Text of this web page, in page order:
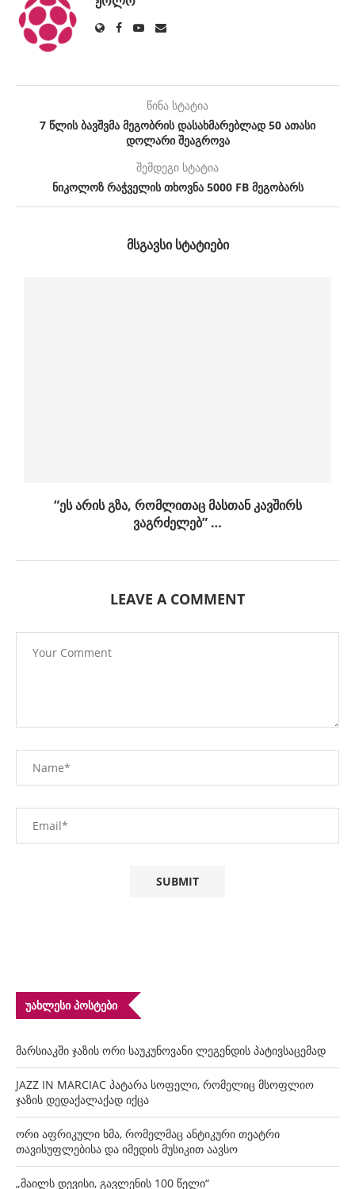
წინა სტატია
7 წლის ბავშვმა მეგობრის დასახმარებლად 50 ათასი
დოლარი შეაგროვა
შემდეგი სტატია
ნიკოლოზ რაჭველის თხოვნა 5000 FB მეგობარს
ᲛᲡᲒᲐᲕᲡᲘ ᲡᲢᲐᲢᲘᲔᲑᲘ
“ეს არის გზა, რომლითაც მასთან კავშირს
ვაგრძელებ” …
LEAVE A COMMENT
ᲣᲐᲮᲚᲔᲡᲘ ᲞᲝᲡᲢᲔᲑᲘ
მარსიაკში ჯაზის ორი საუკუნოვანი ლეგენდის პატივსაცემად
JAZZ IN MARCIAC პატარა სოფელი, რომელიც მსოფლიო
ჯაზის დედაქალაქად იქცა
ორი აფრიკული ხმა, რომელმაც ანტიკური თეატრი
თავისუფლებისა და იმედის მუსიკით აავსო
„მაილს დევისი, გავლენის 100 წელი“